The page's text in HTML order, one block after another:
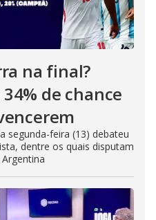
na final?
de chance
segunda-feira (13) debateu
dentre os quais disputam